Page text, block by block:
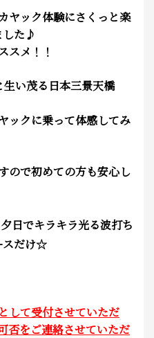
ヤック体験にさくっと楽
した♪
スメ！！
い茂る日本三景天橋
ックに乗って体感してみ
ので初めての方も安心し
日でキラキラ光る波打ち
スだけ☆
して受付させていただ
否をご連絡させていただ